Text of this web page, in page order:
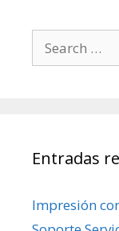
Search for:
Entradas
Impresión